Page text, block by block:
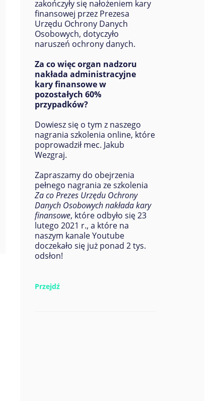
zakończyły się nałożeniem kary
finansowej przez Prezesa
Urzędu Ochrony Danych
Osobowych, dotyczyło
naruszeń ochrony danych.
Za co więc organ nadzoru
nakłada administracyjne
kary finansowe w
pozostałych 60%
przypadków?
Dowiesz się o tym z naszego
nagrania szkolenia online, które
poprowadził mec. Jakub
Wezgraj.
Zapraszamy do obejrzenia
pełnego nagrania ze szkolenia
Za co Prezes Urzędu Ochrony
Danych Osobowych nakłada kary
finansowe, które odbyło się 23
lutego 2021 r., a które na
naszym kanale Youtube
doczekało się już ponad 2 tys.
odsłon!
Przejdź